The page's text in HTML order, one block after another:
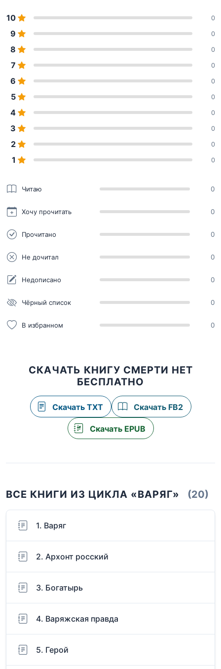
10 0
9 0
8 0
7 0
6 0
5 0
4 0
3 0
2 0
1 0
Читаю 0
Хочу прочитать 0
Прочитано 0
Не дочитал 0
Недописано 0
Чёрный список 0
В избранном 0
СКАЧАТЬ КНИГУ СМЕРТИ НЕТ
БЕСПЛАТНО
Скачать TXT Скачать FB2
Скачать EPUB
ВСЕ КНИГИ ИЗ ЦИКЛА «ВАРЯГ» (20)
1. Варяг
2. Архонт росский
3. Богатырь
4. Варяжская правда
5. Герой